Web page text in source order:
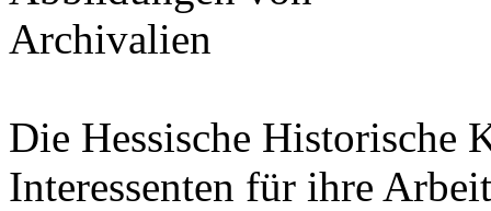
Die Hessische Historische
Interessenten für ihre